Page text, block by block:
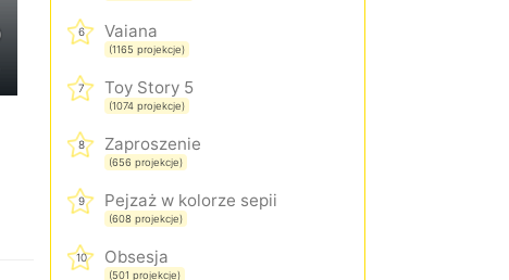
6 Vaiana
(1165 projekcje)
7 Toy Story 5
(1074 projekcje)
8 Zaproszenie
(656 projekcje)
9 Pejzaż w kolorze sepii
(608 projekcje)
10 Obsesja
(501 projekcje)